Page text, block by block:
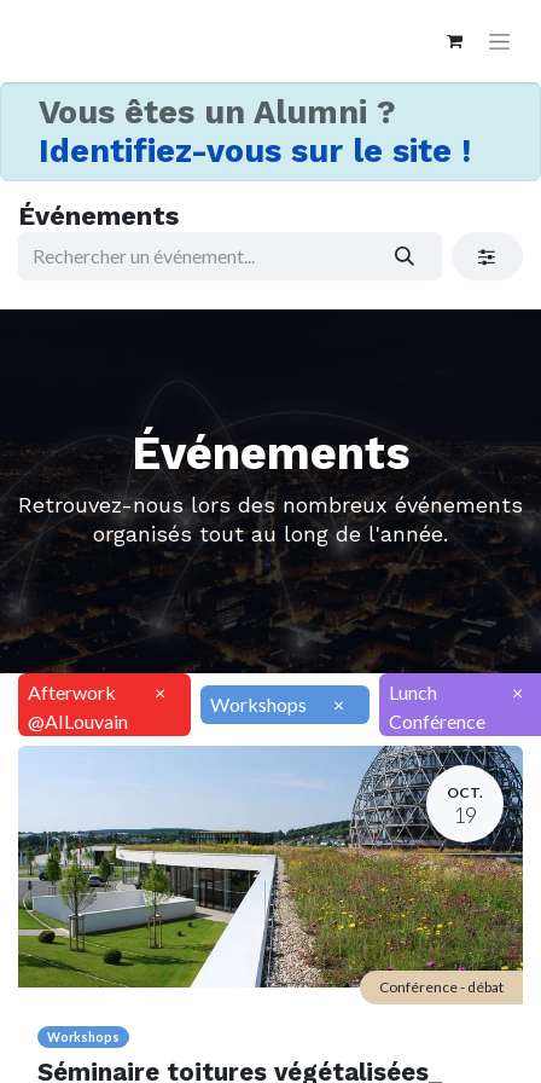
Vous êtes un Alumni ?
Identifiez-vous sur le site !
Événements
Événements
Retrouvez-nous lors des nombreux événements
organisés tout au long de l'année.
Afterwork
@AILouvain
×
Workshops ×
Lunch
Conférence
×
OCT.
19
Workshops
Séminaire toitures végétalisées_
Conférence - débat